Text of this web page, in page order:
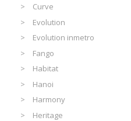
Curve
Evolution
Evolution inmetro
Fango
Habitat
Hanoi
Harmony
Heritage